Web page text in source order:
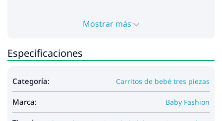
- para niños desde el nacimiento hasta los 4 años
- respaldo regulable en posición horizontal
- reposapiés ajustable
ecológico
- cinturones de seguridad ajustables de 5 puntos
con almohadillas suaves
- parachoques extraíble
Mostrar más
Especificaciones
Categoría: Carritos de bebé tres piezas
Marca: Baby Fashion